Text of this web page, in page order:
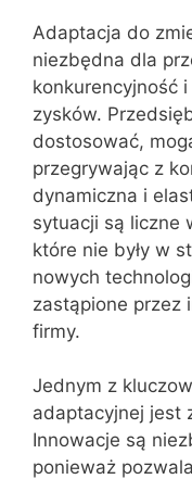
Adaptacja do
niezbędna dla
konkurencyjność
zysków.
dostosować,
przegrywając z
dynamiczna i
sytuacji są liczne
które nie były w
nowych
zastąpione przez
firmy.
Jednym z
adaptacyjnej jest
Innowacje są
ponieważ